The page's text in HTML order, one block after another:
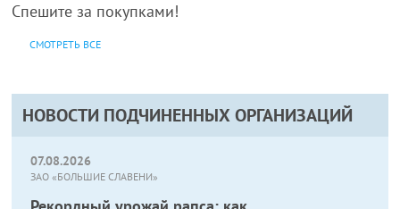
НОВОСТИ ПОДЧИНЕННЫХ ОРГАНИЗАЦИЙ
07.08.2026
ЗАО «БОЛЬШИЕ СЛАВЕНИ»
Спешите за покупками!
СМОТРЕТЬ ВСЕ